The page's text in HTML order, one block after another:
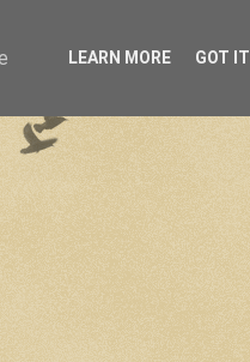
LEARN MORE GOT IT